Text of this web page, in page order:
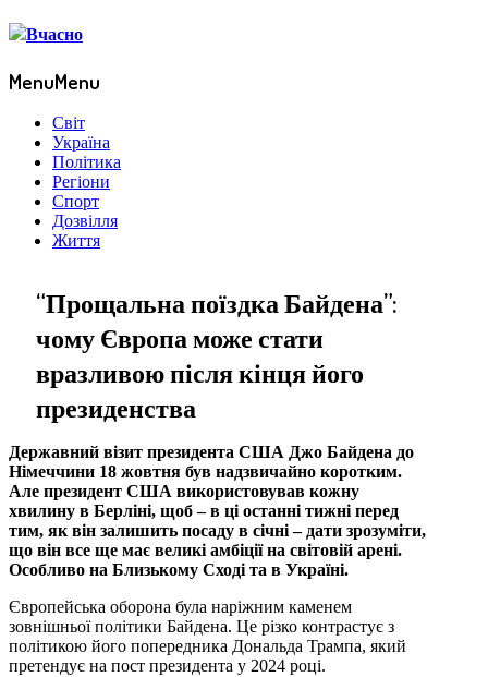
MenuMenu
Світ
Україна
Політика
Регіони
Спорт
Дозвілля
Життя
“Прощальна поїздка Байдена”:
чому Європа може стати
вразливою після кінця його
президенства
Державний візит президента США Джо Байдена до
Німеччини 18 жовтня був надзвичайно коротким.
Але президент США використовував кожну
хвилину в Берліні, щоб – в ці останні тижні перед
тим, як він залишить посаду в січні – дати зрозуміти,
що він все ще має великі амбіції на світовій арені.
Особливо на Близькому Сході та в Україні.
Європейська оборона була наріжним каменем
зовнішньої політики Байдена. Це різко контрастує з
політикою його попередника Дональда Трампа, який
претендує на пост президента у 2024 році.